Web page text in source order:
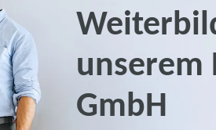
unserem
GmbH